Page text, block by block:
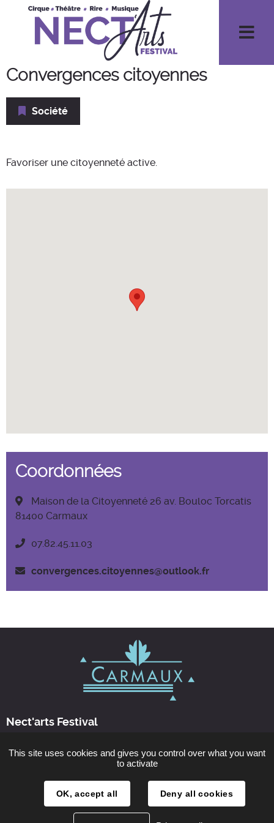
Convergences citoyennes
Société
Favoriser une citoyenneté active.
Coordonnées
Maison de la Citoyenneté 26 av. Bouloc Torcatis
81400 Carmaux
07.82.45.11.03
convergences.citoyennes@outlook.fr
Nect'arts Festival
Nous contacter
les 14 et 15 septembre 2024
This site uses cookies and gives you control over what you want
to activate
OK, accept all Deny all cookies